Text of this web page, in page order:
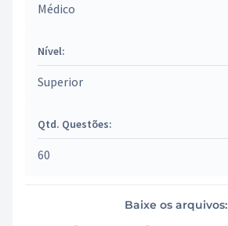
Médico
Nível:
Superior
Qtd. Questões:
60
Baixe os arquivos: